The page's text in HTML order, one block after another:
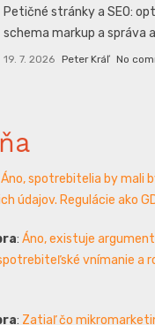
Petičné stránky a SEO:
schema markup a správa
19. 7. 2026 Peter Kráľ No
Áno, spotrebitelia by mali
údajov. Regulácie ako
: Áno, existuje
vnímanie a
: Zatiaľ čo